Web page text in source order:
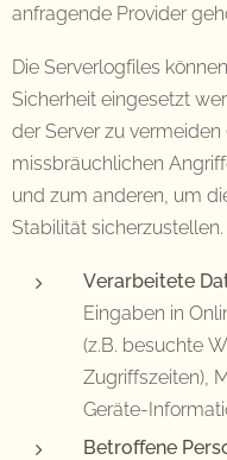
anfragende Provider
Die Serverlogfiles
Sicherheit eingesetzt
der Server zu
missbräuchlichen
und zum anderen, um
Stabilität sicherzustellen.
Verarbeitete
Eingaben in
(z.B. besuchte
Zugriffszeiten),
Geräte-
Betroffene